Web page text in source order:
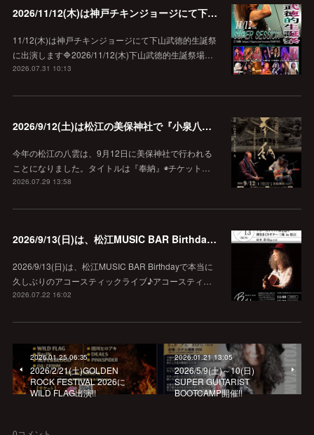
2026/11/12(木)は神戸チキンジョージにて下山武徳的生誕祭に出演します♪
11/12(木)は神戸チキンジョージにて下山武徳的生誕祭
に出演します🔷2026/11/12(木)下山武徳的生誕祭場…
2026.07.31 10:13
2026/9/12(土)は松江の美保神社で『小泉八雲朗読のしらべ』
今年の松江の八雲は、9月12日に美保神社で行われる
ことになりました。タイトルは『奉納』◉チケット…
2026.07.29 13:58
2026/9/13(日)は、松江MUSIC BAR Birthdayでアコースティック弾き語り弾きまくりギター三昧♪
2026/9/13(日)は、松江MUSIC BAR Birthdayで本当に
久しぶりのアコースティックライブ♪アコースティ…
2026.07.22 16:02
2026.01.25 06:35
2026/2/21(土)GOLDEN
ROCK FESTIVAL 2026に
WILD FLAG出演!!
2026.01.21 13:05
2026/5/9(土)～10(日)
SUPER GUITARIST
BOOTCAMP開催!!